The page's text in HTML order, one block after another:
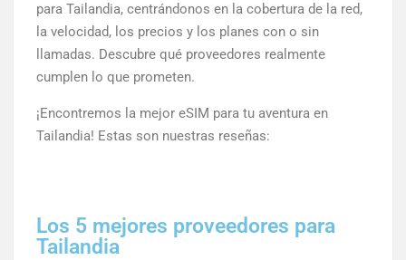
para Tailandia, centrándonos en la cobertura de la red,
la velocidad, los precios y los planes con o sin
llamadas. Descubre qué proveedores realmente
cumplen lo que prometen.
¡Encontremos la mejor eSIM para tu aventura en
Tailandia! Estas son nuestras reseñas:
Los 5 mejores proveedores para
Tailandia